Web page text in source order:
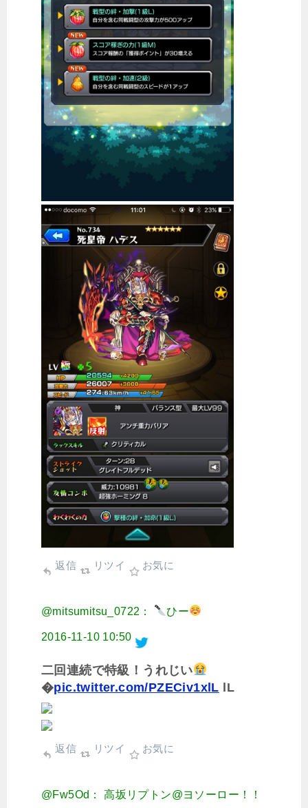
返信 リツイ お気に
@mitsumitsu_0722： ひー
2016-11-10 10:50
二回連続で特級！うれじい
�pic.twitter.com/PZECiv1xlL lL
返信 リツイ お気に
@Fw5Od： 高坂リプトン@ヨソーロー！！